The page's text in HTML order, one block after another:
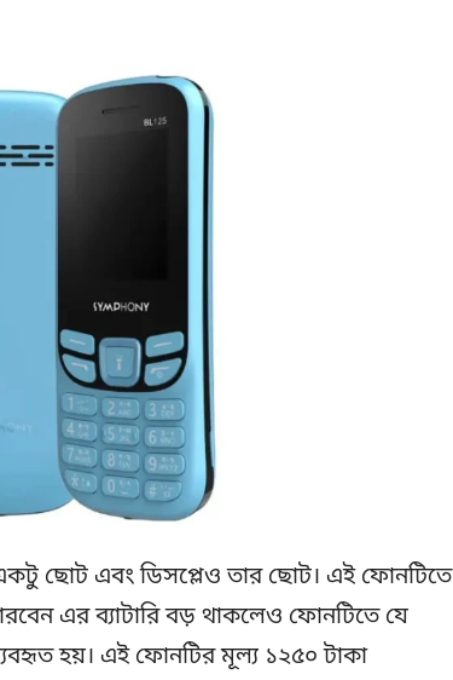
ছোট এবং ডিসপ্লেও তার ছোট। এই ফোনটিতে
এর ব্যাটারি বড় থাকলেও ফোনটিতে যে
হয়। এই ফোনটির মূল্য ১২৫০ টাকা